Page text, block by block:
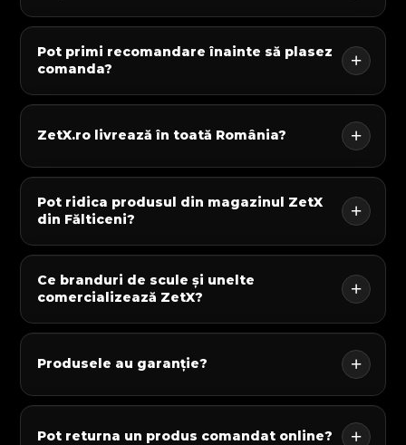
Pot primi recomandare înainte să plasez
comanda?
ZetX.ro livrează în toată România?
Pot ridica produsul din magazinul ZetX
din Fălticeni?
Ce branduri de scule și unelte
comercializează ZetX?
Produsele au garanție?
Pot returna un produs comandat online?